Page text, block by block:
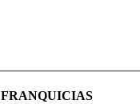
FRANQUICIAS